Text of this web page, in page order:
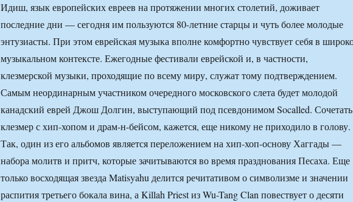
Идиш, язык европейских евреев на протяжении многих столетий, доживает
последние дни — сегодня им пользуются 80-летние старцы и чуть более молодые
энтузиасты. При этом еврейская музыка вполне комфортно чувствует себя в
музыкальном контексте. Ежегодные фестивали еврейской и, в частности,
клезмерской музыки, проходящие по всему миру, служат тому подтверждением.
Самым неординарным участником очередного московского слета будет молодой
канадский еврей Джош Долгин, выступающий под псевдонимом Socalled. Сочетать
клезмер с хип-хопом и драм-н-бейсом, кажется, еще никому не приходило в голову.
Так, один из его альбомов является переложением на хип-хоп-основу Хаггады —
набора молитв и притч, которые зачитываются во время празднования Песаха. Еще
только восходящая звезда Matisyahu делится речитативом о символизме и значении
распития третьего бокала вина, а Killah Priest из Wu-Tang Clan повествует о десяти